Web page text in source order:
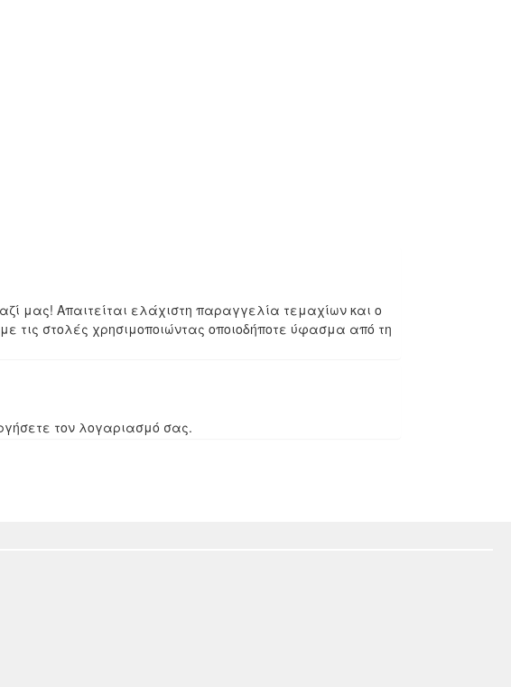
μας! Απαιτείται ελάχιστη παραγγελία τεμαχίων και ο
τις στολές χρησιμοποιώντας οποιοδήποτε ύφασμα από τη
τον λογαριασμό σας.